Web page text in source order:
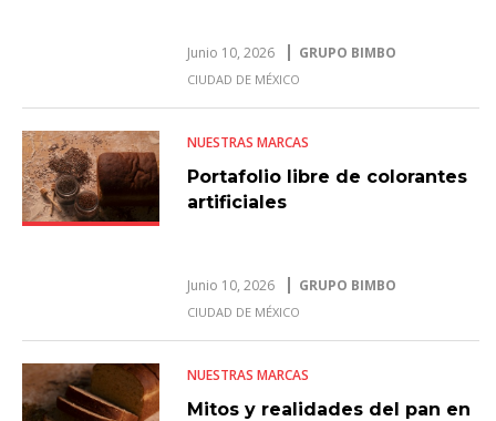
Junio 10, 2026 GRUPO BIMBO
CIUDAD DE MÉXICO
NUESTRAS MARCAS
Portafolio libre de colorantes
artificiales
Junio 10, 2026 GRUPO BIMBO
CIUDAD DE MÉXICO
NUESTRAS MARCAS
Mitos y realidades del pan en